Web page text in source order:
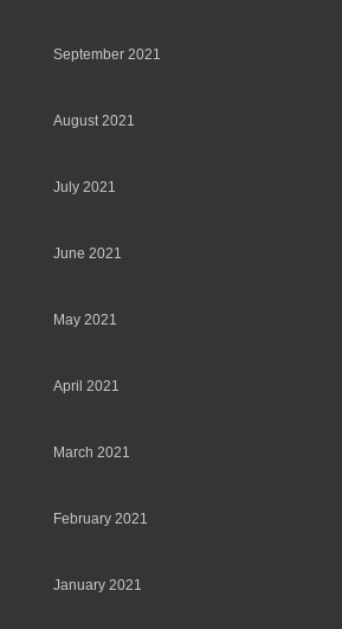
September 2021
August 2021
July 2021
June 2021
May 2021
April 2021
March 2021
February 2021
January 2021